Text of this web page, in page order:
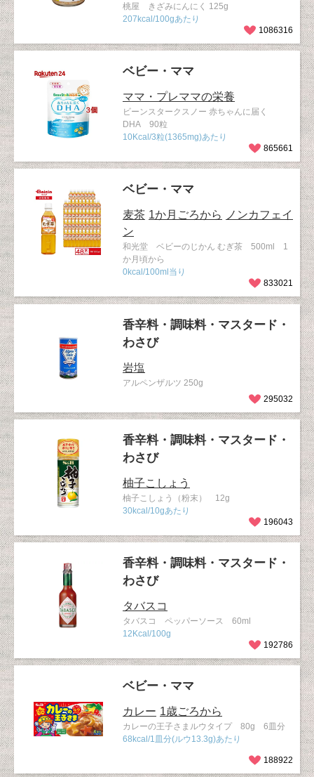
桃屋 きざみにんにく 125g
207kcal/100gあたり
1086316
ベビー・ママ
ママ・プレママの栄養
ビーンスタークスノー 赤ちゃんに届く
DHA 90粒
10Kcal/3粒(1365mg)あたり
865661
ベビー・ママ
麦茶 1か月ごろから
ノンカフェイ
ン
和光堂 ベビーのじかん むぎ茶 500ml 1
か月頃から
0kcal/100ml当り
833021
香辛料・調味料・マスタード・
わさび
岩塩
アルペンザルツ 250g
295032
香辛料・調味料・マスタード・
わさび
柚子こしょう
柚子こしょう（粉末） 12g
30kcal/10gあたり
196043
香辛料・調味料・マスタード・
わさび
タバスコ
タバスコ ペッパーソース 60ml
12Kcal/100g
192786
ベビー・ママ
カレー 1歳ごろから
カレーの王子さまルウタイプ 80g 6皿分
68kcal/1皿分(ルウ13.3g)あたり
188922